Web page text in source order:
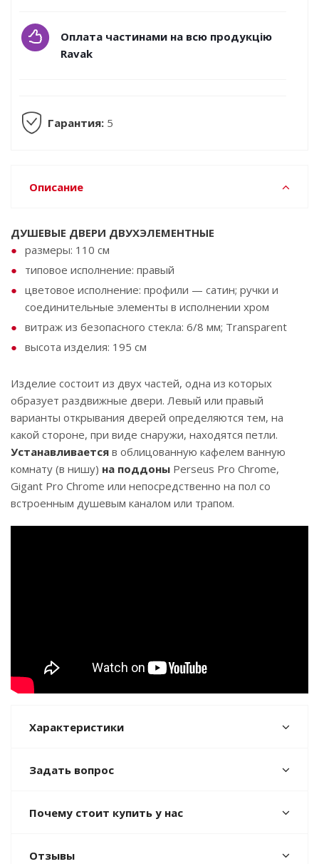
Оплата частинами на всю продукцію
Ravak
Гарантия: 5
Описание
ДУШЕВЫЕ ДВЕРИ ДВУХЭЛЕМЕНТНЫЕ
размеры: 110 cм
типовое исполнение: правый
цветовое исполнение: профили — сатин; ручки и
соединительные элементы в исполнении хром
витраж из безопасного стекла: 6/8 мм; Transparent
высота изделия: 195 cм
Изделие состоит из двух частей, одна из которых
образует раздвижные двери. Левый или правый
варианты открывания дверей определяются тем, на
какой стороне, при виде снаружи, находятся петли.
Устанавливается в облицованную кафелем ванную
комнату (в нишу) на поддоны Perseus Pro Chrome,
Gigant Pro Chrome или непосредственно на пол со
встроенным душевым каналом или трапом.
Характеристики
Задать вопрос
Почему стоит купить у нас
Отзывы